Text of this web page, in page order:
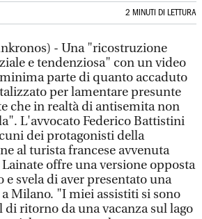
2 MINUTI DI LETTURA
- Una "ricostruzione
e tendenziosa" con un video
parte di quanto accaduto
per lamentare presunte
che in realtà di antisemita non
L'avvocato Federico Battistini
dei protagonisti della
al turista francese avvenuta
offre una versione opposta
svela di aver presentato una
Milano. "I miei assistiti si sono
ritorno da una vacanza sul lago